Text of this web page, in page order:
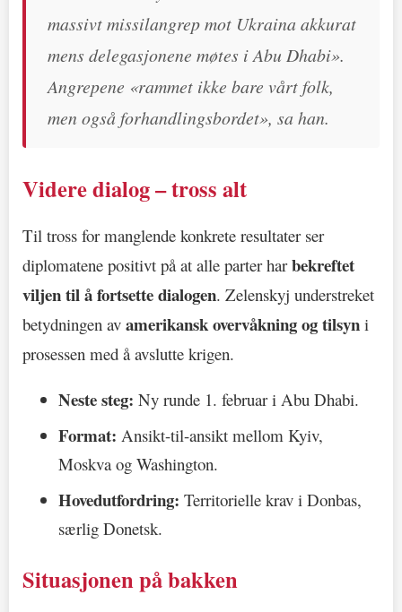
massivt missilangrep mot Ukraina akkurat
mens delegasjonene møtes i Abu Dhabi».
Angrepene «rammet ikke bare vårt folk,
men også forhandlingsbordet», sa han.
Videre dialog – tross alt
Til tross for manglende konkrete resultater ser
diplomatene positivt på at alle parter harbekreftet
viljen til å fortsette dialogen. Zelenskyj understreket
betydningen av amerikansk overvåkning og tilsyn i
prosessen med å avslutte krigen.
Neste steg: Ny runde 1. februar i Abu Dhabi.
Format: Ansikt-til-ansikt mellom Kyiv,
Moskva og Washington.
Hovedutfordring: Territorielle krav i Donbas,
særlig Donetsk.
Situasjonen på bakken